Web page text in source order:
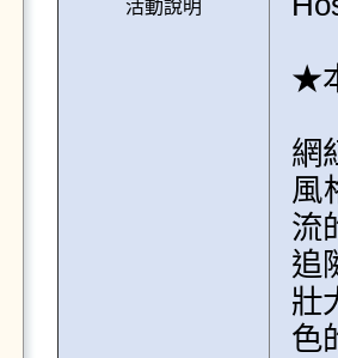
活動說明
★
網
風
流
追
壯
色